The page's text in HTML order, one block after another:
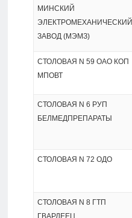
МИНСКИЙ
ЭЛЕКТРОМЕХАНИЧЕСКИЙ
ЗАВОД (МЭМЗ)
СТОЛОВАЯ N 59 ОАО КОП
МПОВТ
СТОЛОВАЯ N 6 РУП
БЕЛМЕДПРЕПАРАТЫ
СТОЛОВАЯ N 72 ОДО
СТОЛОВАЯ N 8 ГТП